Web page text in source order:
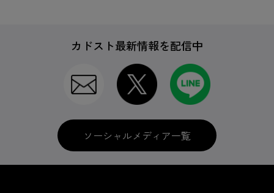
カドスト最新情報を配信中
ソーシャルメディア一覧